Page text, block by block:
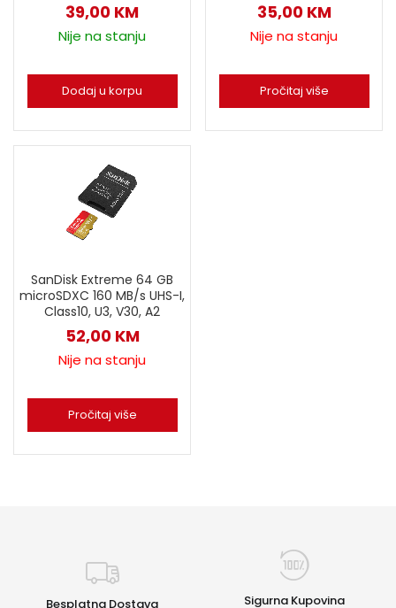
39,00 KM
Nije na stanju
Dodaj u korpu
35,00 KM
Nije na stanju
Pročitaj više
SanDisk Extreme 64 GB
microSDXC 160 MB/s UHS-I,
Class10, U3, V30, A2
52,00 KM
Nije na stanju
Pročitaj više
Besplatna Dostava Sigurna Kupovina